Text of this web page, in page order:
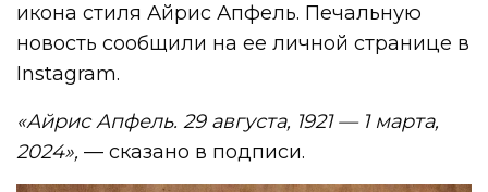
икона стиля Айрис Апфель. Печальную
новость сообщили на ее личной странице в
Instagram.
«Айрис Апфель. 29 августа, 1921 — 1 марта,
2024», — сказано в подписи.